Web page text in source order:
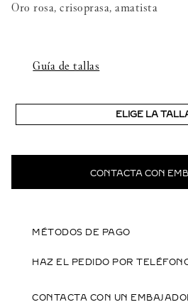
Oro rosa, crisoprasa, amatista
Guía de tallas
ELIGE LA
CONTACTA CON
MÉTODOS DE PAGO
HAZ EL PEDIDO POR
CONTACTA CON UN